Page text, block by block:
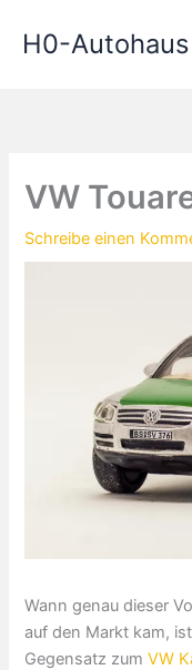
InhaltH0-Autohaus
VW
Schreibe einen
Wann genau dieser
auf den Markt kam,
Gegensatz zumVW